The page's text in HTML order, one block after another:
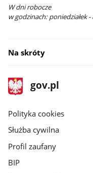
W dni robocze
w godzinach:
Na skróty
stopka
gov.pl
Strona
gov.pl
gov.pl
Polityka cookies
Służba cywilna
Profil zaufany
BIP